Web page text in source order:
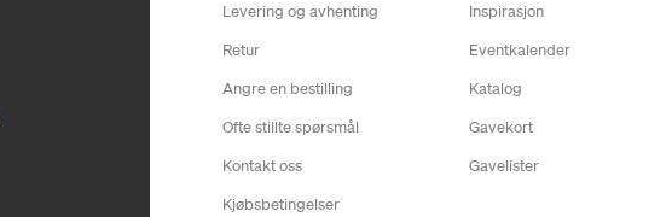
Levering og avhenting
Retur
Angre en bestilling
Ofte stillte spørsmål
Kontakt oss
Kjøbsbetingelser
Inspirasjon
Eventkalender
Katalog
Gavekort
Gavelister